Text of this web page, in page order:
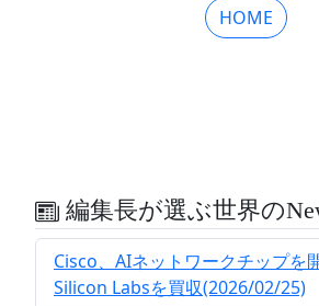
HOME
編集長が選ぶ世界の
Cisco、AIネットワークチップを
Silicon Labsを買収(2026/02/25)